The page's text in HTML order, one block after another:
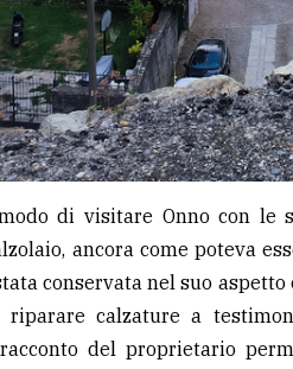
di visitare Onno con le
ancora come poteva
conservata nel suo
calzature a
racconto del proprietario